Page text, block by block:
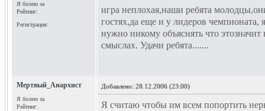
Я болею за
Рейтинг:
Регистрация:
игра неплохая,наши ребята
гостях,да еще и у лидеров чемпионата,
нужно никому объяснять что этозначит
смыслах. Удачи ребята.......
Мертвый_Анархист
Я болею за
Рейтинг:
Добавлено: 28.12.2006 (23:00)
Я считаю чтобы им всем попортить